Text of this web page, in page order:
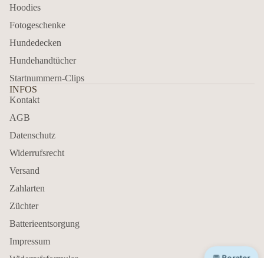
Hoodies
Fotogeschenke
Hundedecken
Hundehandtücher
Startnummern-Clips
INFOS
Kontakt
AGB
Datenschutz
Widerrufsrecht
Versand
Zahlarten
Züchter
Batterieentsorgung
Impressum